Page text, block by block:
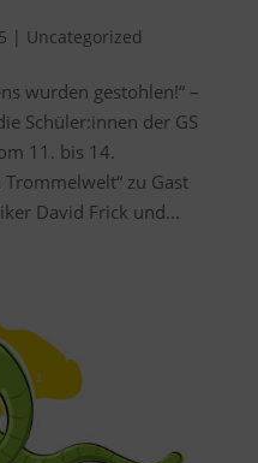
| Uncategorized
wurden gestohlen!“ –
Schüler:innen der GS
11. bis 14.
zu Gast
David Frick und...